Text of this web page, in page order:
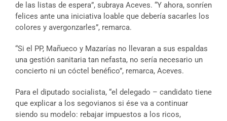
de las listas de espera”, subraya Aceves. “Y ahora, sonríen
felices ante una iniciativa loable que debería sacarles los
colores y avergonzarles”, remarca.
“Si el PP, Mañueco y Mazarías no llevaran a sus espaldas
una gestión sanitaria tan nefasta, no sería necesario un
concierto ni un cóctel benéfico”, remarca, Aceves.
Para el diputado socialista, “el delegado – candidato tiene
que explicar a los segovianos si ése va a continuar
siendo su modelo: rebajar impuestos a los ricos,